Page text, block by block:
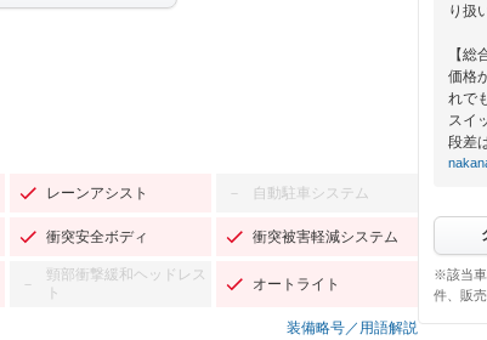
レーンアシスト － 自動駐車システム
衝突安全ボディ 衝突被害軽減システム
－
頸部衝撃緩和ヘッドレス
ト
オートライト
装備略号／用語解説
り扱
【総
価格
れで
スイ
段差
※該当車
件、販